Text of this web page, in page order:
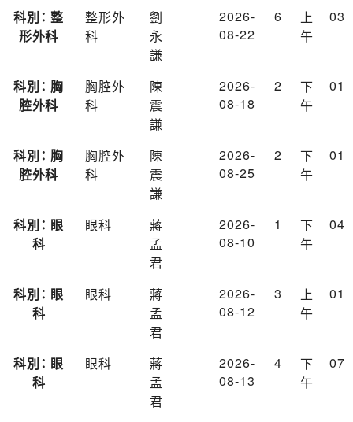
科別： 整
形外科
整形外
科
劉
永
謙
2026-
08-22
6
上
午
03
科別： 胸
腔外科
胸腔外
科
陳
震
謙
2026-
08-18
2
下
午
01
科別： 胸
腔外科
胸腔外
科
陳
震
謙
2026-
08-25
2
下
午
01
科別： 眼
科
眼科
蔣
孟
君
2026-
08-10
1
下
午
04
科別： 眼
科
眼科
蔣
孟
君
2026-
08-12
3
上
午
01
科別： 眼
科
眼科
蔣
孟
君
2026-
08-13
4
下
午
07